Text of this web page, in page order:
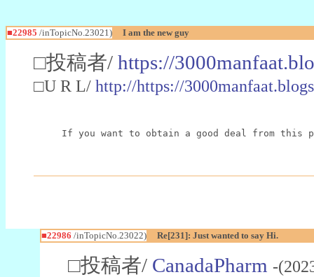
■22985 /inTopicNo.23021) I am the new guy
□投稿者/ https://
□U R L/ http://https://
If you want to obtain a good deal from this
■22986 /inTopicNo.23022) Re[231]: Just wanted to say Hi.
□投稿者/ CanadaPharm -